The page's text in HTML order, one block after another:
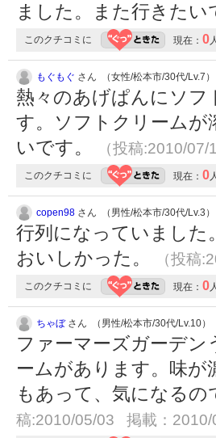
ました。また行きたい
このクチコミに 現在： 0
もぐもぐ さん （女性/松本市/30代/Lv.7）
熱々のあげぱんにソ
す。ソフトクリームが
いです。
（投稿:2010/
このクチコミに 現在： 0
copen98 さん （男性/松本市/30代/Lv.3）
行列になっていまし
おいしかった。
（投稿
このクチコミに 現在： 0
ちゃぼさん （男性/松本市/30代/Lv.10）
ファーマーズガーデ
ームがあります。味
もあって、気になる
稿:2010/05/03 掲載：2010/